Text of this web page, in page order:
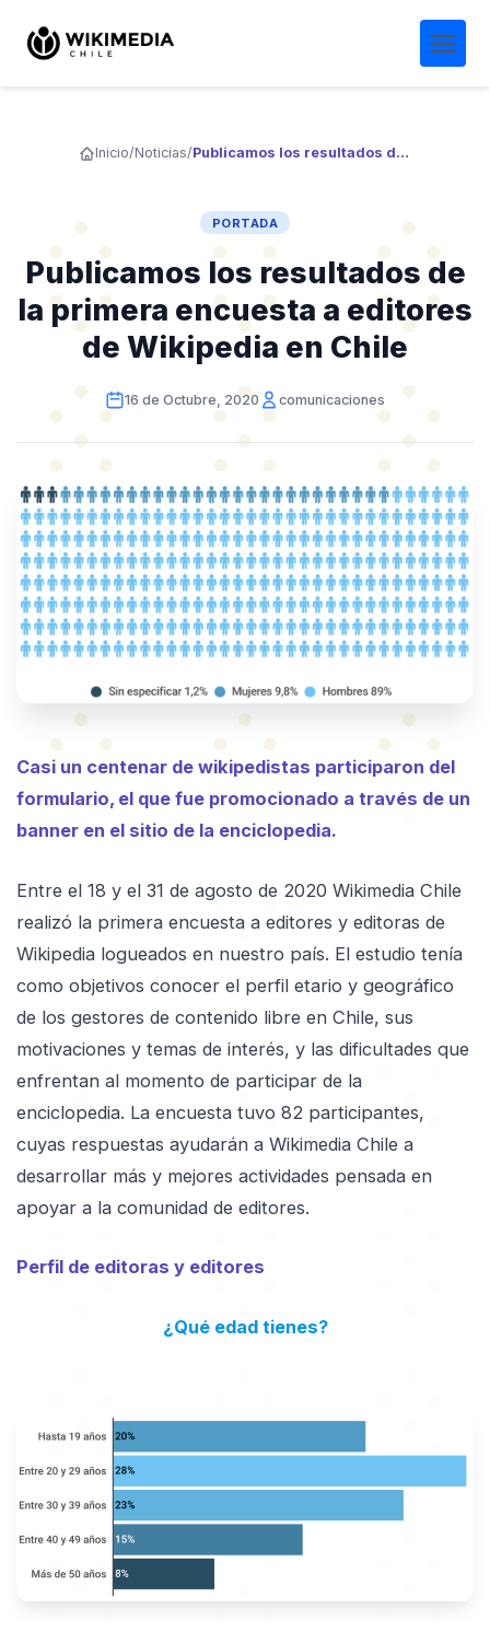
Inicio/Noticias/ Publicamos los resultados de la primera encuesta a editores de Wikipedia en Chile
PORTADA
Publicamos los resultados de
la primera encuesta a editores
de Wikipedia en Chile
16 de Octubre, 2020 comunicaciones
Casi un centenar de wikipedistas participaron del
formulario, el que fue promocionado a través de un
banner en el sitio de la enciclopedia.
Entre el 18 y el 31 de agosto de 2020 Wikimedia Chile
realizó la primera encuesta a editores y editoras de
Wikipedia logueados en nuestro país. El estudio tenía
como objetivos conocer el perfil etario y geográfico
de los gestores de contenido libre en Chile, sus
motivaciones y temas de interés, y las dificultades que
enfrentan al momento de participar de la
enciclopedia. La encuesta tuvo 82 participantes,
cuyas respuestas ayudarán a Wikimedia Chile a
desarrollar más y mejores actividades pensada en
apoyar a la comunidad de editores.
Perfil de editoras y editores
¿Qué edad tienes?